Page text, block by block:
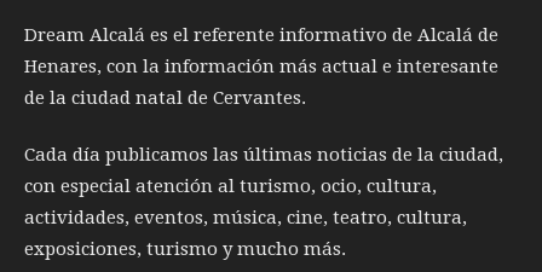
Dream Alcalá es el referente informativo de Alcalá de
Henares, con la información más actual e interesante
de la ciudad natal de Cervantes.
Cada día publicamos las últimas noticias de la ciudad,
con especial atención al turismo, ocio, cultura,
actividades, eventos, música, cine, teatro, cultura,
exposiciones, turismo y mucho más.